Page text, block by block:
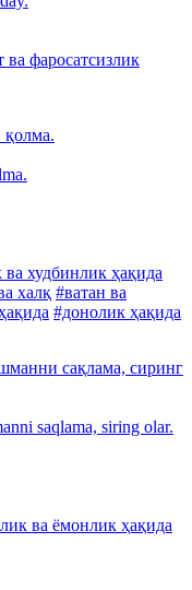
ва фаросатсизлик
қолма.
худбинлик ҳақида
халқ #ватан ва
#донолик ҳақида
сақлама, сиринг
saqlama, siring olar.
ва ёмонлик ҳақида